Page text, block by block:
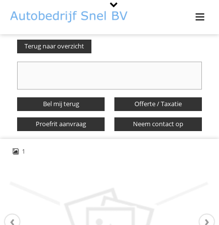
Terug naar overzicht
1
Bel mij terug Offerte / Taxatie
Proefrit aanvraag Neem contact op